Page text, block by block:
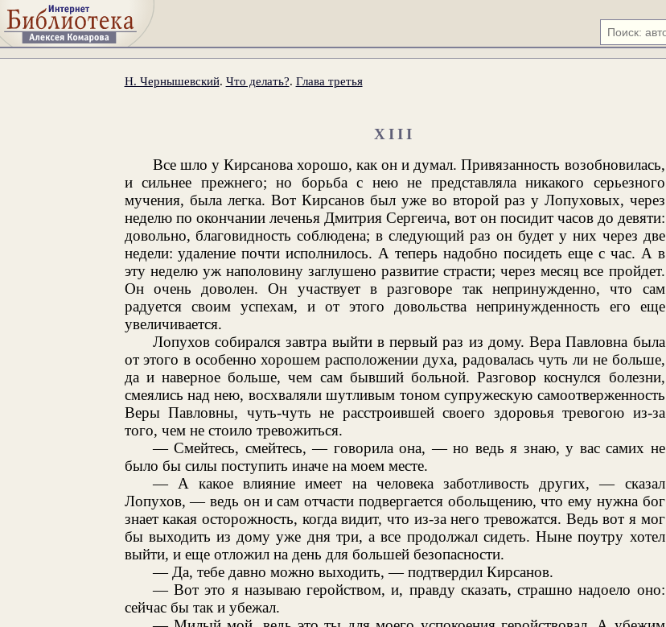
Н. Чернышевский. Что делать?. Глава третья
XIII
Все шло у Кирсанова хорошо, как он и думал. Привязанность возобновилась,
и сильнее прежнего; но борьба с нею не представляла никакого серьезного
мучения, была легка. Вот Кирсанов был уже во второй раз у Лопуховых, через
неделю по окончании леченья Дмитрия Сергеича, вот он посидит часов до девяти:
довольно, благовидность соблюдена; в следующий раз он будет у них через две
недели: удаление почти исполнилось. А теперь надобно посидеть еще с час. А в
эту неделю уж наполовину заглушено развитие страсти; через месяц все пройдет.
Он очень доволен. Он участвует в разговоре так непринужденно, что сам
радуется своим успехам, и от этого довольства непринужденность его еще
увеличивается.
Лопухов собирался завтра выйти в первый раз из дому. Вера Павловна была
от этого в особенно хорошем расположении духа, радовалась чуть ли не больше,
да и наверное больше, чем сам бывший больной. Разговор коснулся болезни,
смеялись над нею, восхваляли шутливым тоном супружескую самоотверженность
Веры Павловны, чуть-чуть не расстроившей своего здоровья тревогою из-за
того, чем не стоило тревожиться.
— Смейтесь, смейтесь, — говорила она, — но ведь я знаю, у вас самих не
было бы силы поступить иначе на моем месте.
— А какое влияние имеет на человека заботливость других, — сказал
Лопухов, — ведь он и сам отчасти подвергается обольщению, что ему нужна бог
знает какая осторожность, когда видит, что из-за него тревожатся. Ведь вот я мог
бы выходить из дому уже дня три, а все продолжал сидеть. Ныне поутру хотел
выйти, и еще отложил на день для большей безопасности.
— Да, тебе давно можно выходить, — подтвердил Кирсанов.
— Вот это я называю геройством, и, правду сказать, страшно надоело оно:
сейчас бы так и убежал.